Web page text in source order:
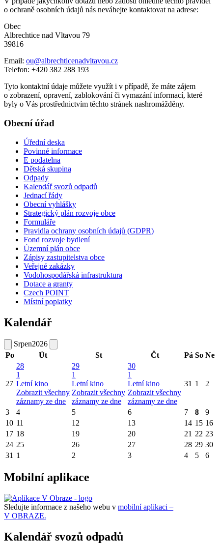
o ochraně osobních údajů nás neváhejte kontaktovat na adrese:
Obec
Albrechtice nad Vltavou 79
39816
Email: ou@albrechticenadvltavou.cz
Telefon: +420 382 288 193
Tyto kontaktní údaje můžete využít i v případě, že máte zájem
o zobrazení, opravení, zablokování či vymazání informací, které
byly o Vás prostřednictvím těchto stránek nashromážděny.
Obecní úřad
Úřední deska
Povinné informace
E podatelna
Dětská skupina
Odpady
Kalendář svozů odpadů
Jednací řády
Obecní vyhlášky
Strategický plán rozvoje obce
Formuláře
Pravidla ochrany osobních údajů (GDPR)
Fond rozvoje bydlení
Územní plán obce
Zápisy zastupitelstva obce
Veřejné zakázky
Vodohospodářská infrastruktura
Dotace a granty
Czech POINT
Místní poplatky
Kalendář
Srpen2026
Po
Út St Čt Pá So Ne
27
28
1
Letní kino
Zobrazit všechny
záznamy ze dne
29
1
Letní kino
Zobrazit všechny
záznamy ze dne
30
1
Letní kino
Zobrazit všechny
záznamy ze dne
31 1 2
3 4 5 6 7 8
9
10 11 12 13 14 15 16
17 18 19 20 21 22 23
24 25 26 27 28 29 30
31 1 2 3 4 5 6
Mobilní aplikace
Sledujte informace z našeho webu v mobilní aplikaci –
V OBRAZE.
Kalendář svozů odpadů